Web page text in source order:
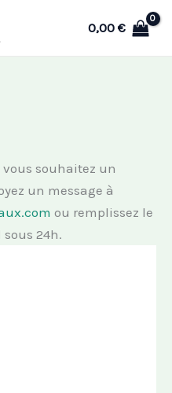
0,00€
souhaitez un
un message à
ou remplissez le
24h.